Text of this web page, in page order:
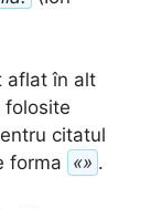
aflat în alt
folosite
citatul
forma «» .